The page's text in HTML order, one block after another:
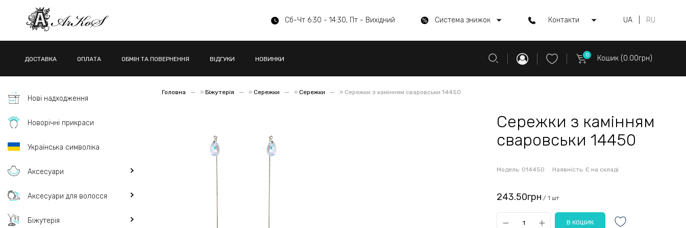
Сб-Чт 6:30 - 14:30, Пт - Вихідний Система знижок Контакти UA RU
ДОСТАВКА ОПЛАТА ОБМІН ТА ПОВЕРНЕННЯ ВІДГУКИ НОВИНКИ
0 Кошик (0.00грн)
Нові надходження
Новорічні прикраси
Українська символіка
Аксесуари
Аксесуари для волосся
Біжутерія
Головна » Біжутерія » Сережки » Сережки » Сережки з камінням сваровськи 14450
Сережки з камінням
сваровськи 14450
Модель: 014450 Наявність: Є на складі
243.50грн / 1 шт